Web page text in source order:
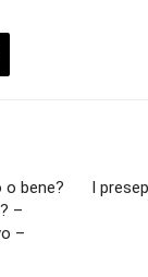
o bene?
–
–
I